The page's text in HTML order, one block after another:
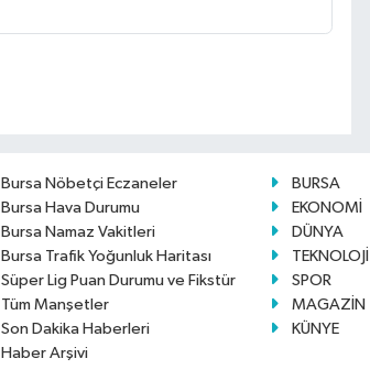
Bursa Nöbetçi Eczaneler
Bursa Hava Durumu
Bursa Namaz Vakitleri
Bursa Trafik Yoğunluk Haritası
Süper Lig Puan Durumu ve Fikstür
Tüm Manşetler
Son Dakika Haberleri
Haber Arşivi
BURSA
EKONOMİ
DÜNYA
TEKNOLOJİ
SPOR
MAGAZİN
KÜNYE